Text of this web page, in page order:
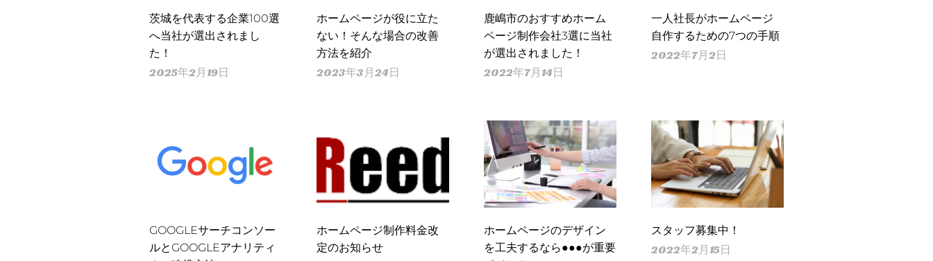
茨城を代表する企業100選
へ当社が選出されまし
た！
2025年2月19日
ホームページが役に立た
ない！そんな場合の改善
方法を紹介
2023年3月24日
鹿嶋市のおすすめホーム
ページ制作会社3選に当社
が選出されました！
2022年7月14日
一人社長がホームページ
自作するための7つの手順
2022年7月2日
GOOGLEサーチコンソー
ルとGOOGLEアナリティ
ホームページ制作料金改
定のお知らせ
ホームページのデザイン
を工夫するなら●●●が重要
スタッフ募集中！
2022年2月15日